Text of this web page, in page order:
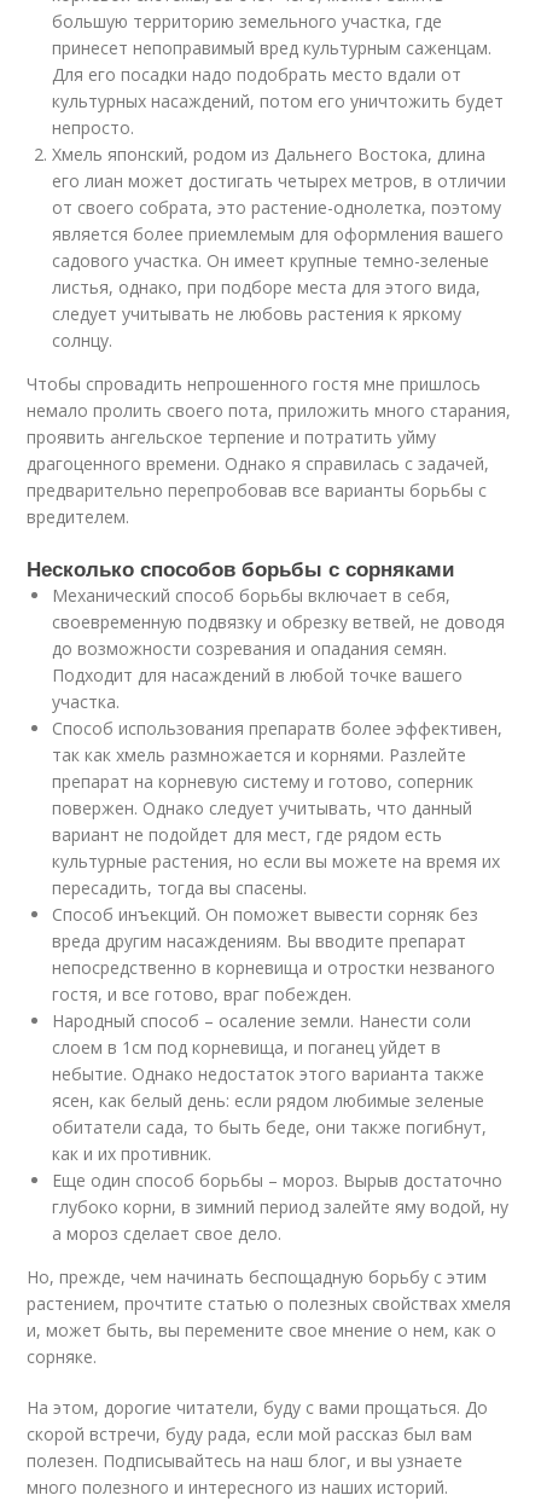
большую территорию земельного участка, где
принесет непоправимый вред культурным саженцам.
Для его посадки надо подобрать место вдали от
культурных насаждений, потом его уничтожить будет
непросто.
Хмель японский, родом из Дальнего Востока, длина
его лиан может достигать четырех метров, в отличии
от своего собрата, это растение-однолетка, поэтому
является более приемлемым для оформления вашего
садового участка. Он имеет крупные темно-зеленые
листья, однако, при подборе места для этого вида,
следует учитывать не любовь растения к яркому
солнцу.
Чтобы спровадить непрошенного гостя мне пришлось
немало пролить своего пота, приложить много старания,
проявить ангельское терпение и потратить уйму
драгоценного времени. Однако я справилась с задачей,
предварительно перепробовав все варианты борьбы с
вредителем.
Несколько способов борьбы с сорняками
Механический способ борьбы включает в себя,
своевременную подвязку и обрезку ветвей, не доводя
до возможности созревания и опадания семян.
Подходит для насаждений в любой точке вашего
участка.
Способ использования препаратв более эффективен,
так как хмель размножается и корнями. Разлейте
препарат на корневую систему и готово, соперник
повержен. Однако следует учитывать, что данный
вариант не подойдет для мест, где рядом есть
культурные растения, но если вы можете на время их
пересадить, тогда вы спасены.
Способ инъекций. Он поможет вывести сорняк без
вреда другим насаждениям. Вы вводите препарат
непосредственно в корневища и отростки незваного
гостя, и все готово, враг побежден.
Народный способ – осаление земли. Нанести соли
слоем в 1см под корневища, и поганец уйдет в
небытие. Однако недостаток этого варианта также
ясен, как белый день: если рядом любимые зеленые
обитатели сада, то быть беде, они также погибнут,
как и их противник.
Еще один способ борьбы – мороз. Вырыв достаточно
глубоко корни, в зимний период залейте яму водой, ну
а мороз сделает свое дело.
Но, прежде, чем начинать беспощадную борьбу с этим
растением, прочтите статью о полезных свойствах хмеля
и, может быть, вы перемените свое мнение о нем, как о
сорняке.
На этом, дорогие читатели, буду с вами прощаться. До
скорой встречи, буду рада, если мой рассказ был вам
полезен. Подписывайтесь на наш блог, и вы узнаете
много полезного и интересного из наших историй.